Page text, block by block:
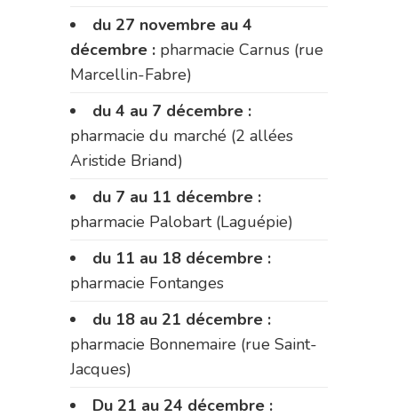
du 27 novembre au 4
décembre : pharmacie Carnus (rue
Marcellin-Fabre)
du 4 au 7 décembre :
pharmacie du marché (2 allées
Aristide Briand)
du 7 au 11 décembre :
pharmacie Palobart (Laguépie)
du 11 au 18 décembre :
pharmacie Fontanges
du 18 au 21 décembre :
pharmacie Bonnemaire (rue Saint-
Jacques)
Du 21 au 24 décembre :